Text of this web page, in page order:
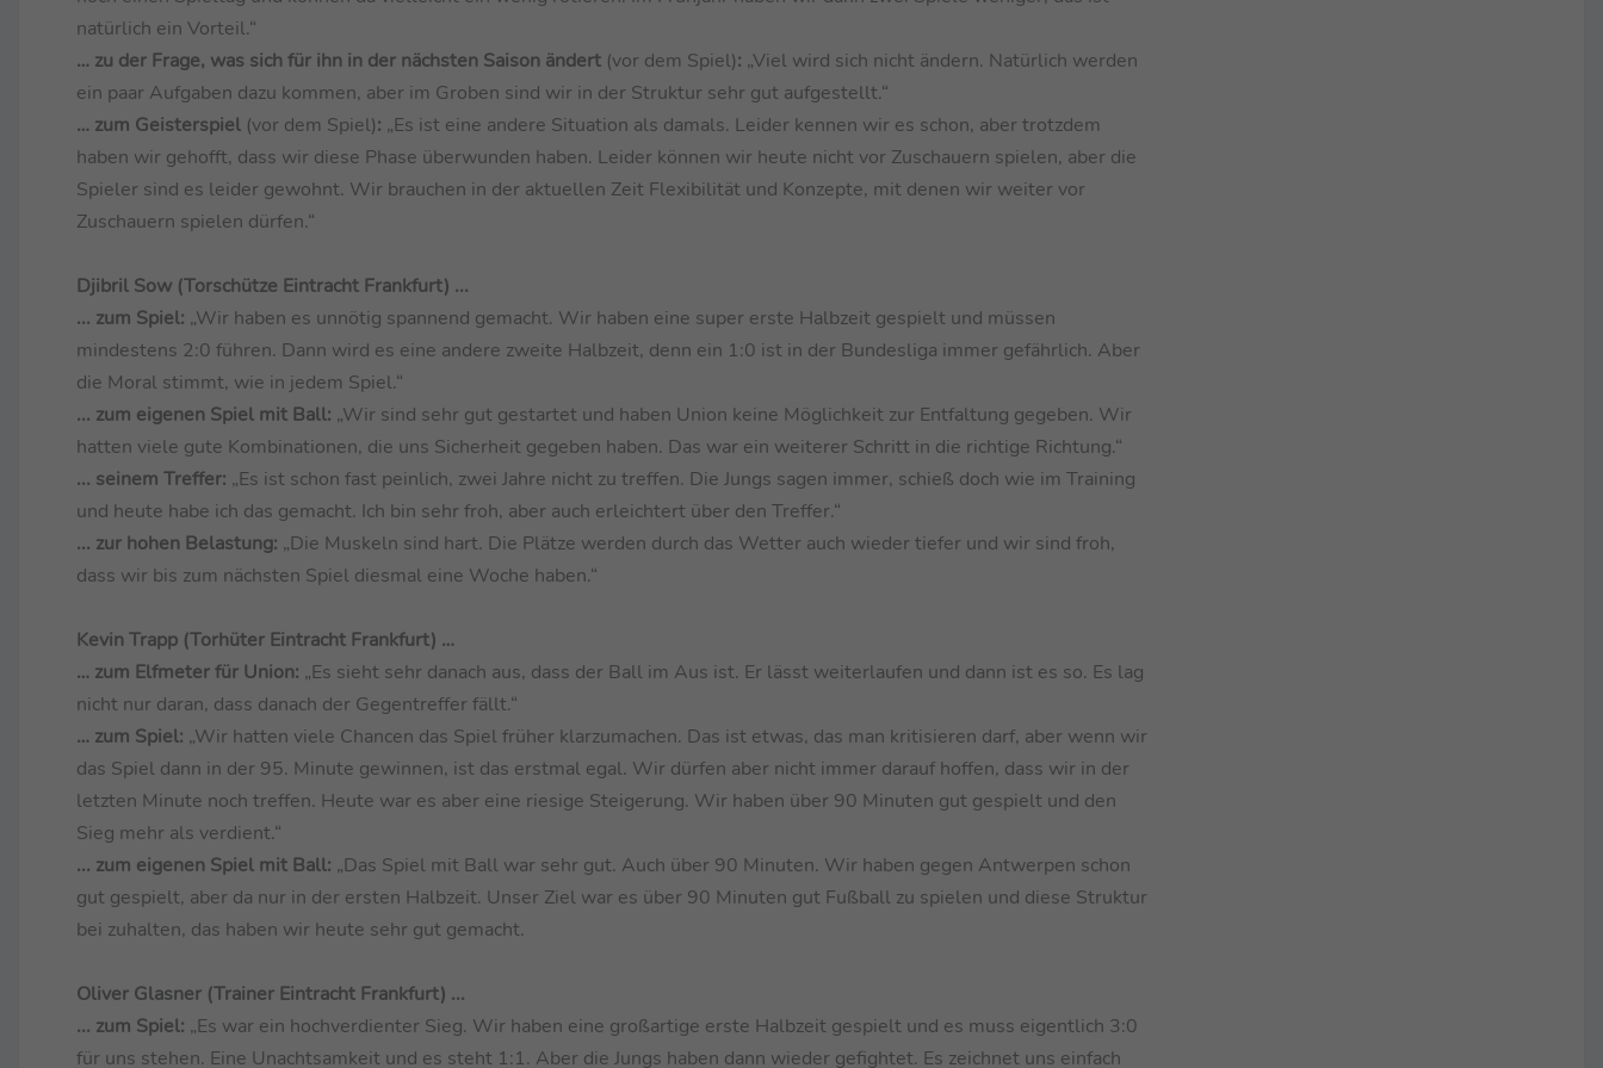
natürlich ein Vorteil.“
… zu der Frage, was sich für ihn in der nächsten Saison ändert (vor dem Spiel): „Viel wird sich nicht ändern. Natürlich werden
ein paar Aufgaben dazu kommen, aber im Groben sind wir in der Struktur sehr gut aufgestellt.“
… zum Geisterspiel (vor dem Spiel): „Es ist eine andere Situation als damals. Leider kennen wir es schon, aber trotzdem
haben wir gehofft, dass wir diese Phase überwunden haben. Leider können wir heute nicht vor Zuschauern spielen, aber die
Spieler sind es leider gewohnt. Wir brauchen in der aktuellen Zeit Flexibilität und Konzepte, mit denen wir weiter vor
Zuschauern spielen dürfen.“
Djibril Sow (Torschütze Eintracht Frankfurt) ...
... zum Spiel: „Wir haben es unnötig spannend gemacht. Wir haben eine super erste Halbzeit gespielt und müssen
mindestens 2:0 führen. Dann wird es eine andere zweite Halbzeit, denn ein 1:0 ist in der Bundesliga immer gefährlich. Aber
die Moral stimmt, wie in jedem Spiel.“
... zum eigenen Spiel mit Ball: „Wir sind sehr gut gestartet und haben Union keine Möglichkeit zur Entfaltung gegeben. Wir
hatten viele gute Kombinationen, die uns Sicherheit gegeben haben. Das war ein weiterer Schritt in die richtige Richtung.“
... seinem Treffer: „Es ist schon fast peinlich, zwei Jahre nicht zu treffen. Die Jungs sagen immer, schieß doch wie im Training
und heute habe ich das gemacht. Ich bin sehr froh, aber auch erleichtert über den Treffer.“
... zur hohen Belastung: „Die Muskeln sind hart. Die Plätze werden durch das Wetter auch wieder tiefer und wir sind froh,
dass wir bis zum nächsten Spiel diesmal eine Woche haben.“
Kevin Trapp (Torhüter Eintracht Frankfurt) …
… zum Elfmeter für Union: „Es sieht sehr danach aus, dass der Ball im Aus ist. Er lässt weiterlaufen und dann ist es so. Es lag
nicht nur daran, dass danach der Gegentreffer fällt.“
… zum Spiel: „Wir hatten viele Chancen das Spiel früher klarzumachen. Das ist etwas, das man kritisieren darf, aber wenn wir
das Spiel dann in der 95. Minute gewinnen, ist das erstmal egal. Wir dürfen aber nicht immer darauf hoffen, dass wir in der
letzten Minute noch treffen. Heute war es aber eine riesige Steigerung. Wir haben über 90 Minuten gut gespielt und den
Sieg mehr als verdient.“
... zum eigenen Spiel mit Ball: „Das Spiel mit Ball war sehr gut. Auch über 90 Minuten. Wir haben gegen Antwerpen schon
gut gespielt, aber da nur in der ersten Halbzeit. Unser Ziel war es über 90 Minuten gut Fußball zu spielen und diese Struktur
bei zuhalten, das haben wir heute sehr gut gemacht.
Oliver Glasner (Trainer Eintracht Frankfurt) ...
... zum Spiel: „Es war ein hochverdienter Sieg. Wir haben eine großartige erste Halbzeit gespielt und es muss eigentlich 3:0
für uns stehen. Eine Unachtsamkeit und es steht 1:1. Aber die Jungs haben dann wieder gefightet. Es zeichnet uns einfach